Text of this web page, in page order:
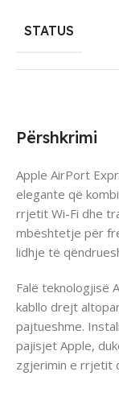
Përshkrimi
Apple AirPort
elegante që
rrjetit Wi-Fi dhe
mbështetje për
lidhje të
Falë teknologjisë
kabllo drejt
pajtueshme.
pajisjet Apple,
zgjerimin e rrjetit
STATUS